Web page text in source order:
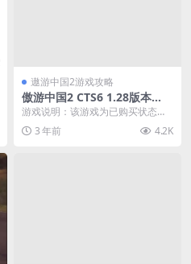
遨游中国2游戏攻略
傲游中国2 CTS6 1.28版本
（包含游戏主程序及多个车辆
存档）
游戏说明：该游戏为已购买状态，
多个车辆存档更新至18年5月12
日。 简介：CTS...
3 年前 4.2K